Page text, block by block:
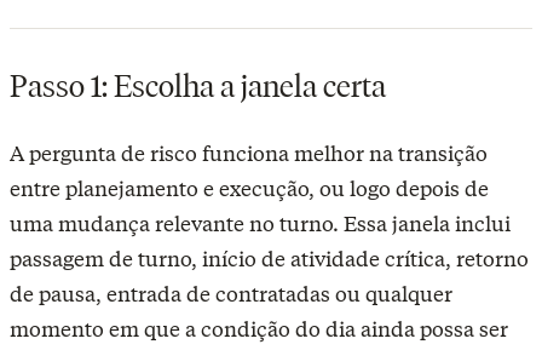
Passo 1: Escolha a janela certa
A pergunta de risco funciona melhor na transição
entre planejamento e execução, ou logo depois de
uma mudança relevante no turno. Essa janela inclui
passagem de turno, início de atividade crítica, retorno
de pausa, entrada de contratadas ou qualquer
momento em que a condição do dia ainda possa ser